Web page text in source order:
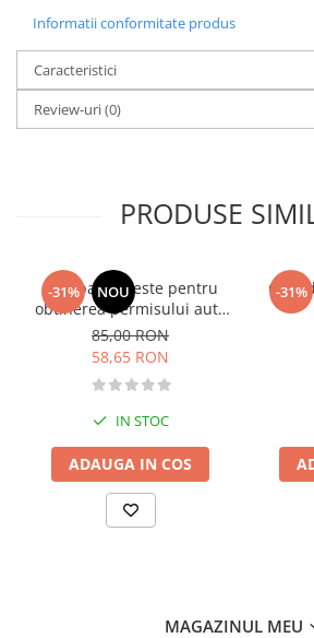
Diverse
Diverse
Feng Shui
Fictiune
Actiune si Aventura
Actiune,aventura
Crime, Thriller, Mistery
Istorica
Literatura de divertisment
Literatura romana
Informatii conformitate produs
Caracteristici
Review-uri(0)
PRODUSE
-31% NOU
Intrebari si teste pentru
obtinerea permisului auto
categoria B - editia 2026
85,00 RON
58,65 RON
IN STOC
ADAUGA IN COS
-31%
Curs
MAGAZINUL MEU